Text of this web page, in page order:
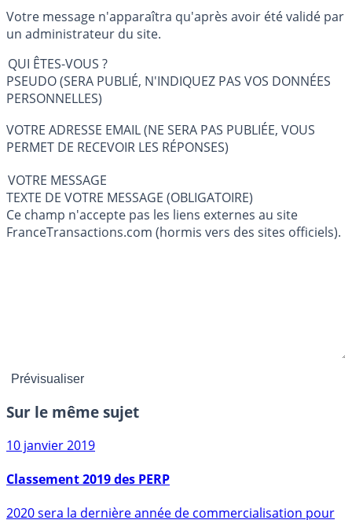
Votre message n'apparaîtra qu'après avoir été validé par
un administrateur du site.
QUI ÊTES-VOUS ?
PSEUDO (SERA PUBLIÉ, N'INDIQUEZ PAS VOS DONNÉES
PERSONNELLES)
VOTRE ADRESSE EMAIL (NE SERA PAS PUBLIÉE, VOUS
PERMET DE RECEVOIR LES RÉPONSES)
VOTRE MESSAGE
TEXTE DE VOTRE MESSAGE (OBLIGATOIRE)
Ce champ n'accepte pas les liens externes au site
FranceTransactions.com (hormis vers des sites officiels).
Sur le même sujet
10 janvier 2019
Classement 2019 des PERP